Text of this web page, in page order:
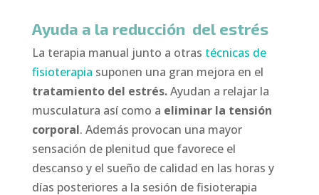
Ayuda a la reducción del estrés
La terapia manual junto a otras técnicas de
fisioterapia suponen una gran mejora en el
tratamiento del estrés.Ayudan a relajar la
musculatura así como a eliminar la tensión
corporal. Además provocan una mayor
sensación de plenitud que favorece el
descanso y el sueño de calidad en las horas y
días posteriores a la sesión de fisioterapia